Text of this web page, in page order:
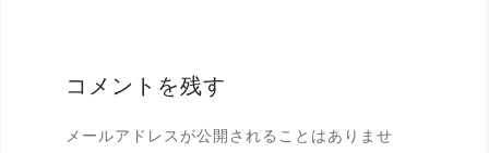
コメントを残す
メールアドレスが公開されることはありませ